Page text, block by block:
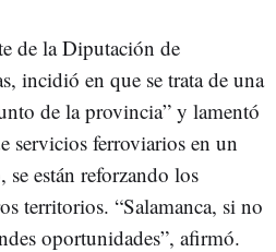
de la Diputación de
incidió en que se trata de una
de la provincia” y lamentó
servicios ferroviarios en un
están reforzando los
territorios. “Salamanca, si no
oportunidades”, afirmó.